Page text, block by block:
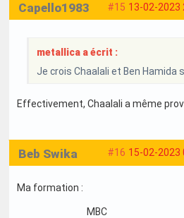
#15 13-02-2023
Capello1983
metallica a écrit :
Je crois Chaalali et Ben
Effectivement, Chaalali a même
#16 15-02-2023
Beb Swika
Ma formation :
MBC